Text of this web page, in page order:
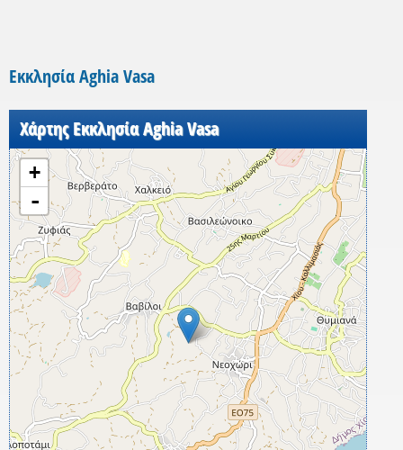
Εκκλησία Aghia Vasa
Χάρτης Εκκλησία Aghia Vasa
+
-